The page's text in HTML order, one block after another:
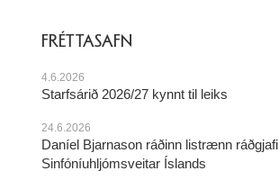
FRÉTTASAFN
4.6.2026
Starfsárið 2026/27 kynnt til leiks
24.6.2026
Daníel Bjarnason ráðinn listrænn ráðgjafi
Sinfóníuhljómsveitar Íslands